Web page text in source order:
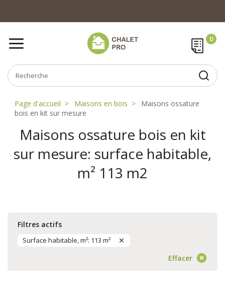
Page d'accueil Maisons en bois
Maisons ossature
bois en kit sur mesure
Maisons ossature bois en kit
sur mesure: surface habitable,
m² 113 m2
Filtres actifs
Surface habitable, m²: 113 m²
Effacer